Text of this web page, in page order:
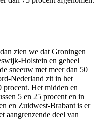
zien we dat Groningen
Holstein en geheel
sneeuw met meer dan 50
Nederland zit in het
procent. Het midden en
5 en 25 procent en in
en Zuidwest-Brabant is er
aangrenzende deel van